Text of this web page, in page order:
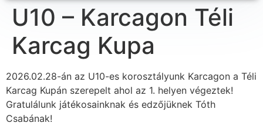
U10 – Karcagon Téli
Karcag Kupa
2026.02.28-án az U10-es korosztályunk Karcagon a Téli
Karcag Kupán szerepelt ahol az 1. helyen végeztek!
Gratulálunk játékosainknak és edzőjüknek Tóth
Csabának!